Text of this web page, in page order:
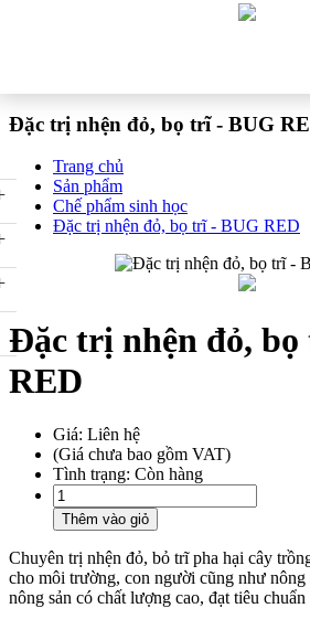
Đặc trị nhện đỏ, bọ trĩ - BUG
Trang chủ
Sản phẩm
Chế phẩm sinh học
Đặc trị nhện đỏ, bọ trĩ - BUG RED
Đặc trị nhện đỏ,
RED
Giá: Liên hệ
(Giá chưa bao gồm VAT)
Tình trạng: Còn hàng
Thêm vào giỏ
Chuyên trị nhện đỏ, bỏ trĩ pha hại cây
cho môi trường, con người cũng như
nông sản có chất lượng cao, đạt tiêu